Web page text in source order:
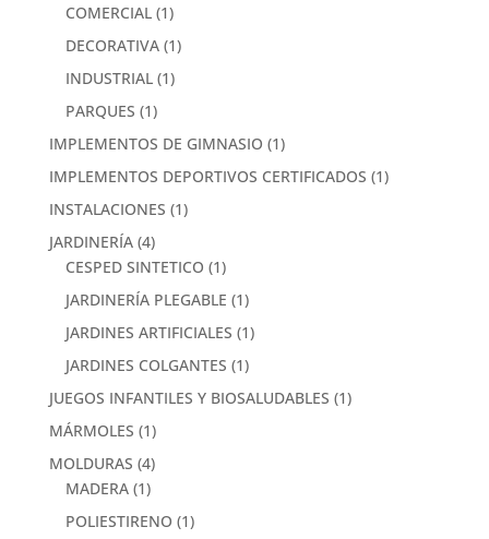
COMERCIAL (1)
DECORATIVA (1)
INDUSTRIAL (1)
PARQUES (1)
IMPLEMENTOS DE GIMNASIO (1)
IMPLEMENTOS DEPORTIVOS CERTIFICADOS (1)
INSTALACIONES (1)
JARDINERÍA (4)
CESPED SINTETICO (1)
JARDINERÍA PLEGABLE (1)
JARDINES ARTIFICIALES (1)
JARDINES COLGANTES (1)
JUEGOS INFANTILES Y BIOSALUDABLES (1)
MÁRMOLES (1)
MOLDURAS (4)
MADERA (1)
POLIESTIRENO (1)